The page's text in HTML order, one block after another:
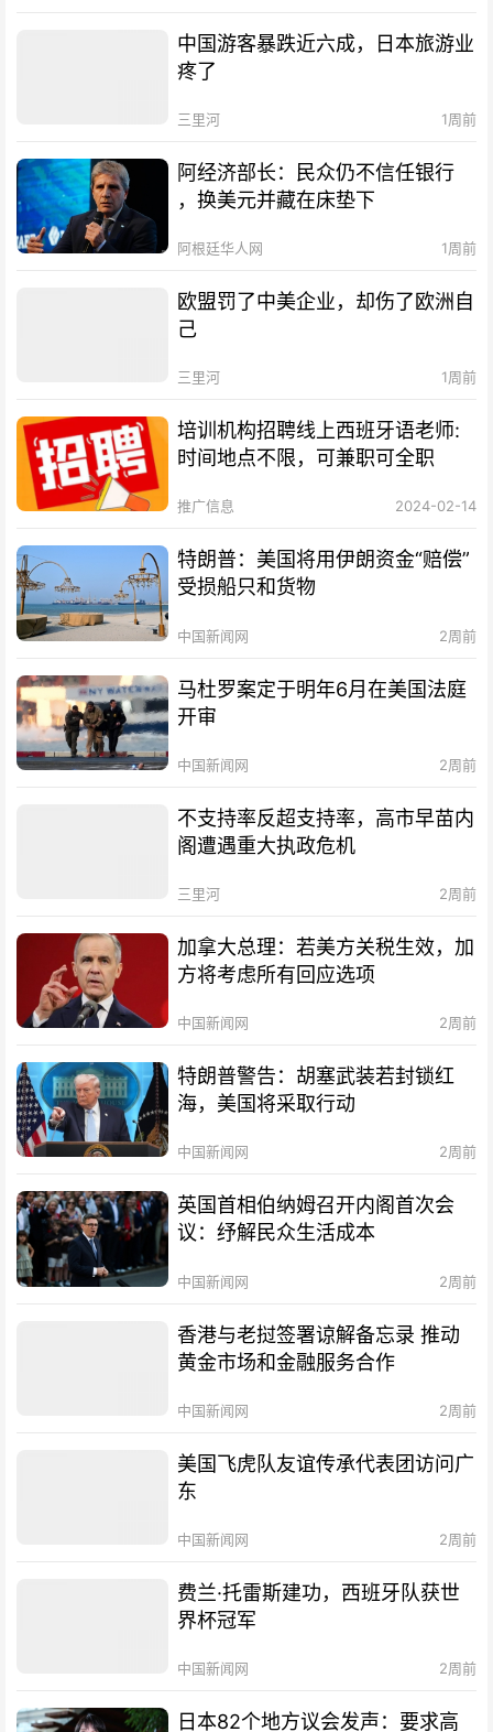
中国游客暴跌近六成，日本旅游业
疼了
三里河 1周前
阿经济部长：民众仍不信任银行
，换美元并藏在床垫下
阿根廷华人网 1周前
欧盟罚了中美企业，却伤了欧洲自
己
三里河 1周前
培训机构招聘线上西班牙语老师:
时间地点不限，可兼职可全职
推广信息 2024-02-14
特朗普：美国将用伊朗资金“赔偿”
受损船只和货物
中国新闻网 2周前
马杜罗案定于明年6月在美国法庭
开审
中国新闻网 2周前
不支持率反超支持率，高市早苗内
阁遭遇重大执政危机
三里河 2周前
加拿大总理：若美方关税生效，加
方将考虑所有回应选项
中国新闻网 2周前
特朗普警告：胡塞武装若封锁红
海，美国将采取行动
中国新闻网 2周前
英国首相伯纳姆召开内阁首次会
议：纾解民众生活成本
中国新闻网 2周前
香港与老挝签署谅解备忘录 推动
黄金市场和金融服务合作
中国新闻网 2周前
美国飞虎队友谊传承代表团访问广
东
中国新闻网 2周前
费兰·托雷斯建功，西班牙队获世
界杯冠军
中国新闻网 2周前
日本82个地方议会发声：要求高